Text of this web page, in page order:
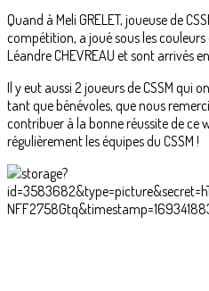
Quand à Meli GRELET, joueuse de
compétition, a joué sous les couleurs
Léandre CHEVREAU et sont arrivés
Il y eut aussi 2 joueurs de CSSM qui
tant que bénévoles, que nous
contribuer à la bonne réussite de ce
régulièrement les équipes du CSSM !